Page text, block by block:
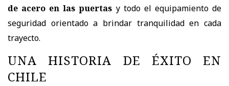
de acero en las puertas y todo el equipamiento de
seguridad orientado a brindar tranquilidad en cada
trayecto.
UNA HISTORIA DE ÉXITO EN
CHILE